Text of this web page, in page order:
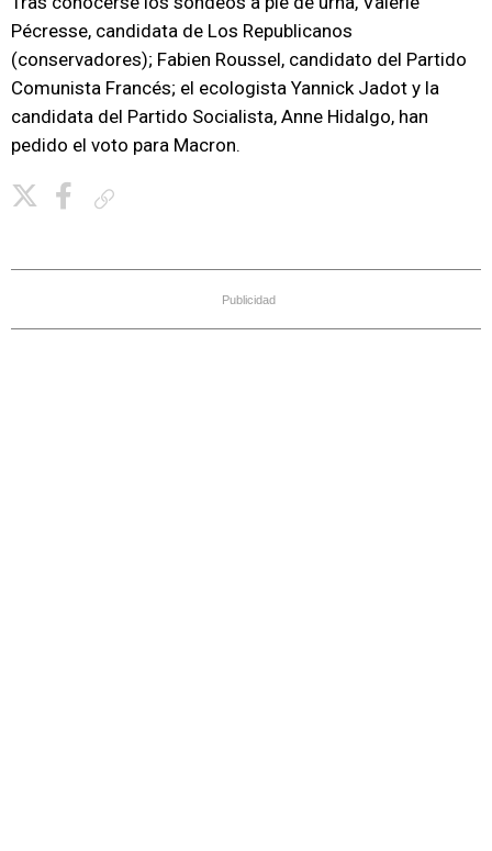
Pécresse, candidata de Los Republicanos
(conservadores); Fabien Roussel, candidato del Partido
Comunista Francés; el ecologista Yannick Jadot y la
candidata del Partido Socialista, Anne Hidalgo, han
pedido el voto para Macron.
Publicidad